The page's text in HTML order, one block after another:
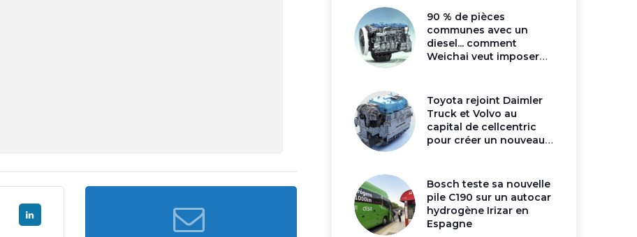
90 % de pièces
communes avec un
diesel... comment
Weichai veut imposer
Toyota rejoint Daimler
Truck et Volvo au
capital de cellcentric
pour créer un nouveau
Bosch teste sa nouvelle
pile C190 sur un autocar
hydrogène Irizar en
Espagne